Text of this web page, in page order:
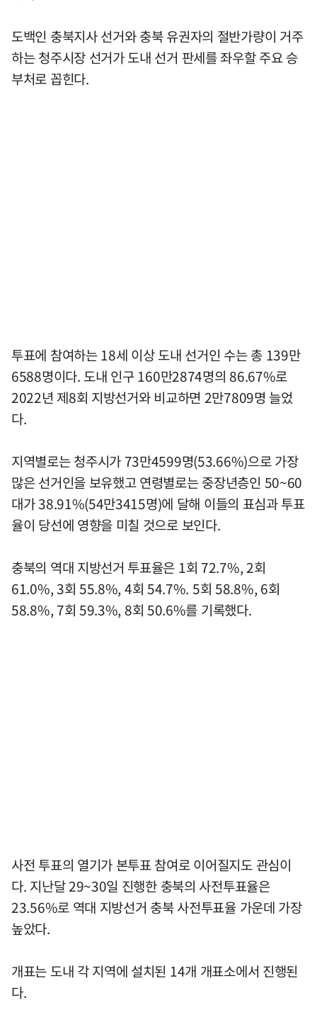
도백인 충북지사 선거와 충북 유권자의 절반가량이 거주
하는 청주시장 선거가 도내 선거 판세를 좌우할 주요 승
부처로 꼽힌다.
투표에 참여하는 18세 이상 도내 선거인 수는 총 139만
6588명이다. 도내 인구 160만2874명의 86.67%로
2022년 제8회 지방선거와 비교하면 2만7809명 늘었
다.
지역별로는 청주시가 73만4599명(53.66%)으로 가장
많은 선거인을 보유했고 연령별로는 중장년층인 50~60
대가 38.91%(54만3415명)에 달해 이들의 표심과 투표
율이 당선에 영향을 미칠 것으로 보인다.
충북의 역대 지방선거 투표율은 1회 72.7%, 2회
61.0%, 3회 55.8%, 4회 54.7%. 5회 58.8%, 6회
58.8%, 7회 59.3%, 8회 50.6%를 기록했다.
사전 투표의 열기가 본투표 참여로 이어질지도 관심이
다. 지난달 29~30일 진행한 충북의 사전투표율은
23.56%로 역대 지방선거 충북 사전투표율 가운데 가장
높았다.
개표는 도내 각 지역에 설치된 14개 개표소에서 진행된
다.